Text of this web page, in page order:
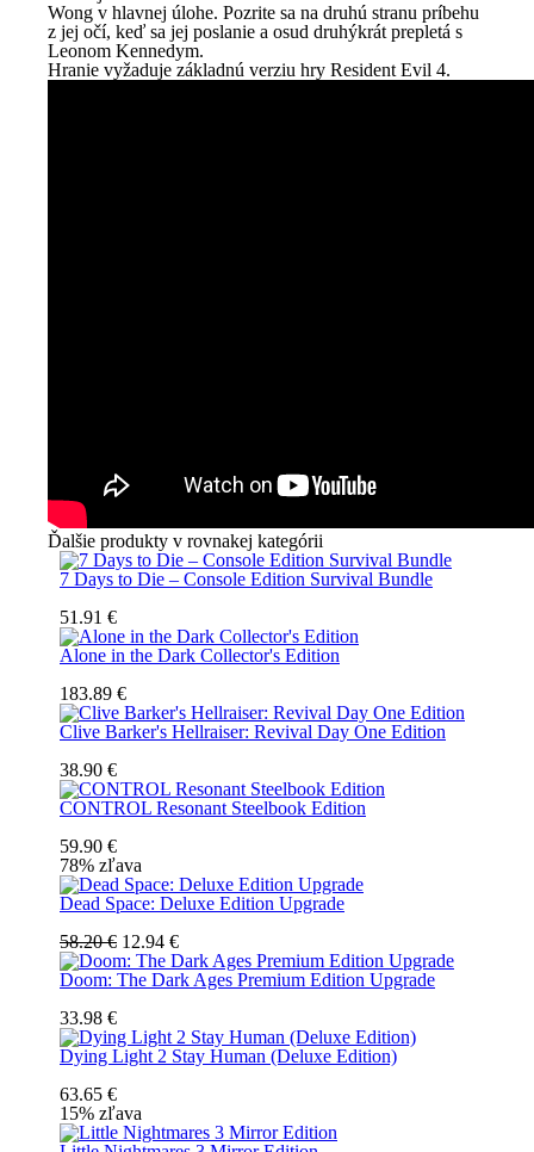
Wong v hlavnej úlohe. Pozrite sa na druhú stranu príbehu
z jej očí, keď sa jej poslanie a osud druhýkrát prepletá s
Leonom Kennedym.
Hranie vyžaduje základnú verziu hry Resident Evil 4.
Ďalšie produkty v rovnakej kategórii
7 Days to Die – Console Edition Survival Bundle
51.91 €
Alone in the Dark Collector's Edition
183.89 €
Clive Barker's Hellraiser: Revival Day One Edition
38.90 €
CONTROL Resonant Steelbook Edition
59.90 €
78% zľava
Dead Space: Deluxe Edition Upgrade
58.20 € 12.94 €
Doom: The Dark Ages Premium Edition Upgrade
33.98 €
Dying Light 2 Stay Human (Deluxe Edition)
63.65 €
15% zľava